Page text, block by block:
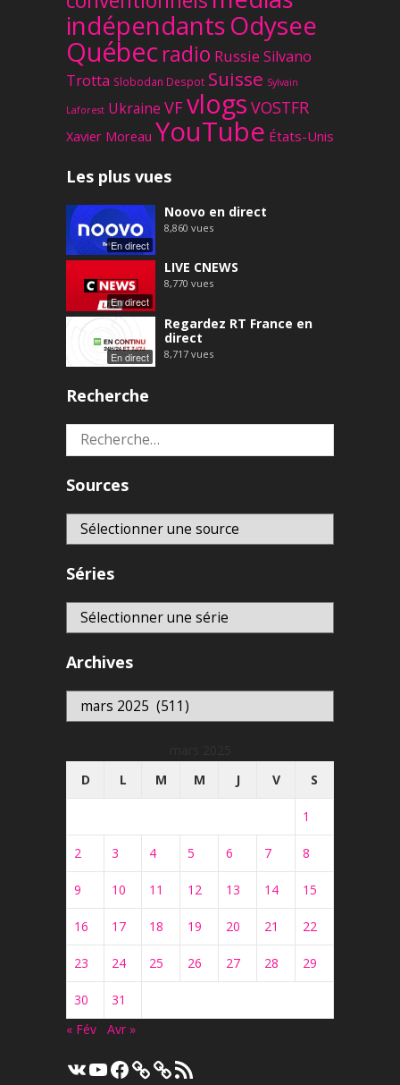
indépendantsOdysee
Québec radio Russie Silvano
Trotta Slobodan Despot Suisse Sylvain
Laforest Ukraine VFvlogs VOSTFR
Xavier Moreau YouTube États-Unis
Les plus vues
En direct
Noovo en direct
8,860 vues
En direct
LIVE CNEWS
8,770 vues
En direct
Regardez RT France en
direct
8,717 vues
Recherche
Rechercher :
Sources
Séries
Archives
Archives
D
L M M J V S
1
2 3 4 5 6 7 8
9 10 11 12 13 14 15
16 17 18 19 20 21 22
23 24 25 26 27 28 29
30
31
« Fév
Avr »
VK YouTube
Facebook Flux
RSS